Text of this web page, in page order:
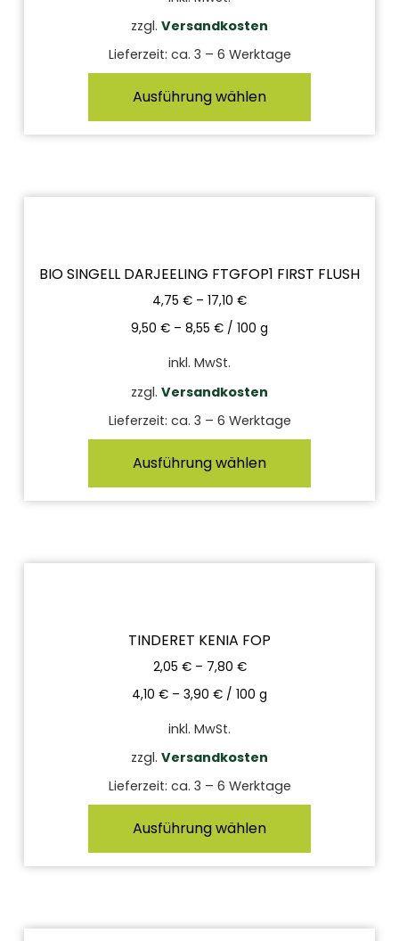
zzgl. Versandkosten
Lieferzeit: ca. 3 – 6 Werktage
Ausführung wählen
BIO SINGELL DARJEELING FTGFOP1 FIRST FLUSH
4,75 € – 17,10 €
9,50 € – 8,55 € / 100 g
inkl. MwSt.
zzgl. Versandkosten
Lieferzeit: ca. 3 – 6 Werktage
Ausführung wählen
TINDERET KENIA FOP
2,05 €– 7,80 €
4,10 € – 3,90 € / 100 g
inkl. MwSt.
zzgl. Versandkosten
Lieferzeit: ca. 3 – 6 Werktage
Ausführung wählen